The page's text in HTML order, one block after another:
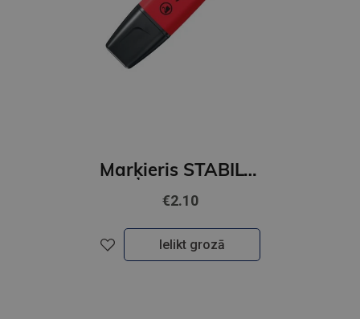
Marķieris STABILO BOSS ORIGINAL, realred
€2.10
Ielikt grozā